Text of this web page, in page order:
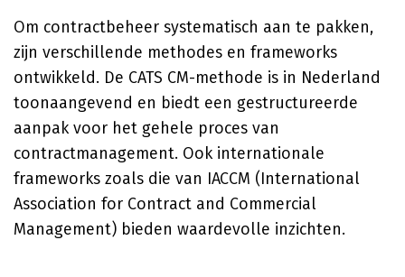
Om contractbeheer systematisch aan te pakken,
zijn verschillende methodes en frameworks
ontwikkeld. De CATS CM-methode is in Nederland
toonaangevend en biedt een gestructureerde
aanpak voor het gehele proces van
contractmanagement. Ook internationale
frameworks zoals die van IACCM (International
Association for Contract and Commercial
Management) bieden waardevolle inzichten.